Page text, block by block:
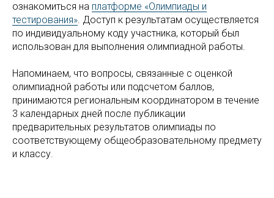
ознакомиться на платформе «Олимпиады и
тестирования». Доступ к результатам осуществляется
по индивидуальному коду участника, который был
использован для выполнения олимпиадной работы.
Напоминаем, что вопросы, связанные с оценкой
олимпиадной работы или подсчетом баллов,
принимаются региональным координатором в течение
3 календарных дней после публикации
предварительных результатов олимпиады по
соответствующему общеобразовательному предмету
и классу.